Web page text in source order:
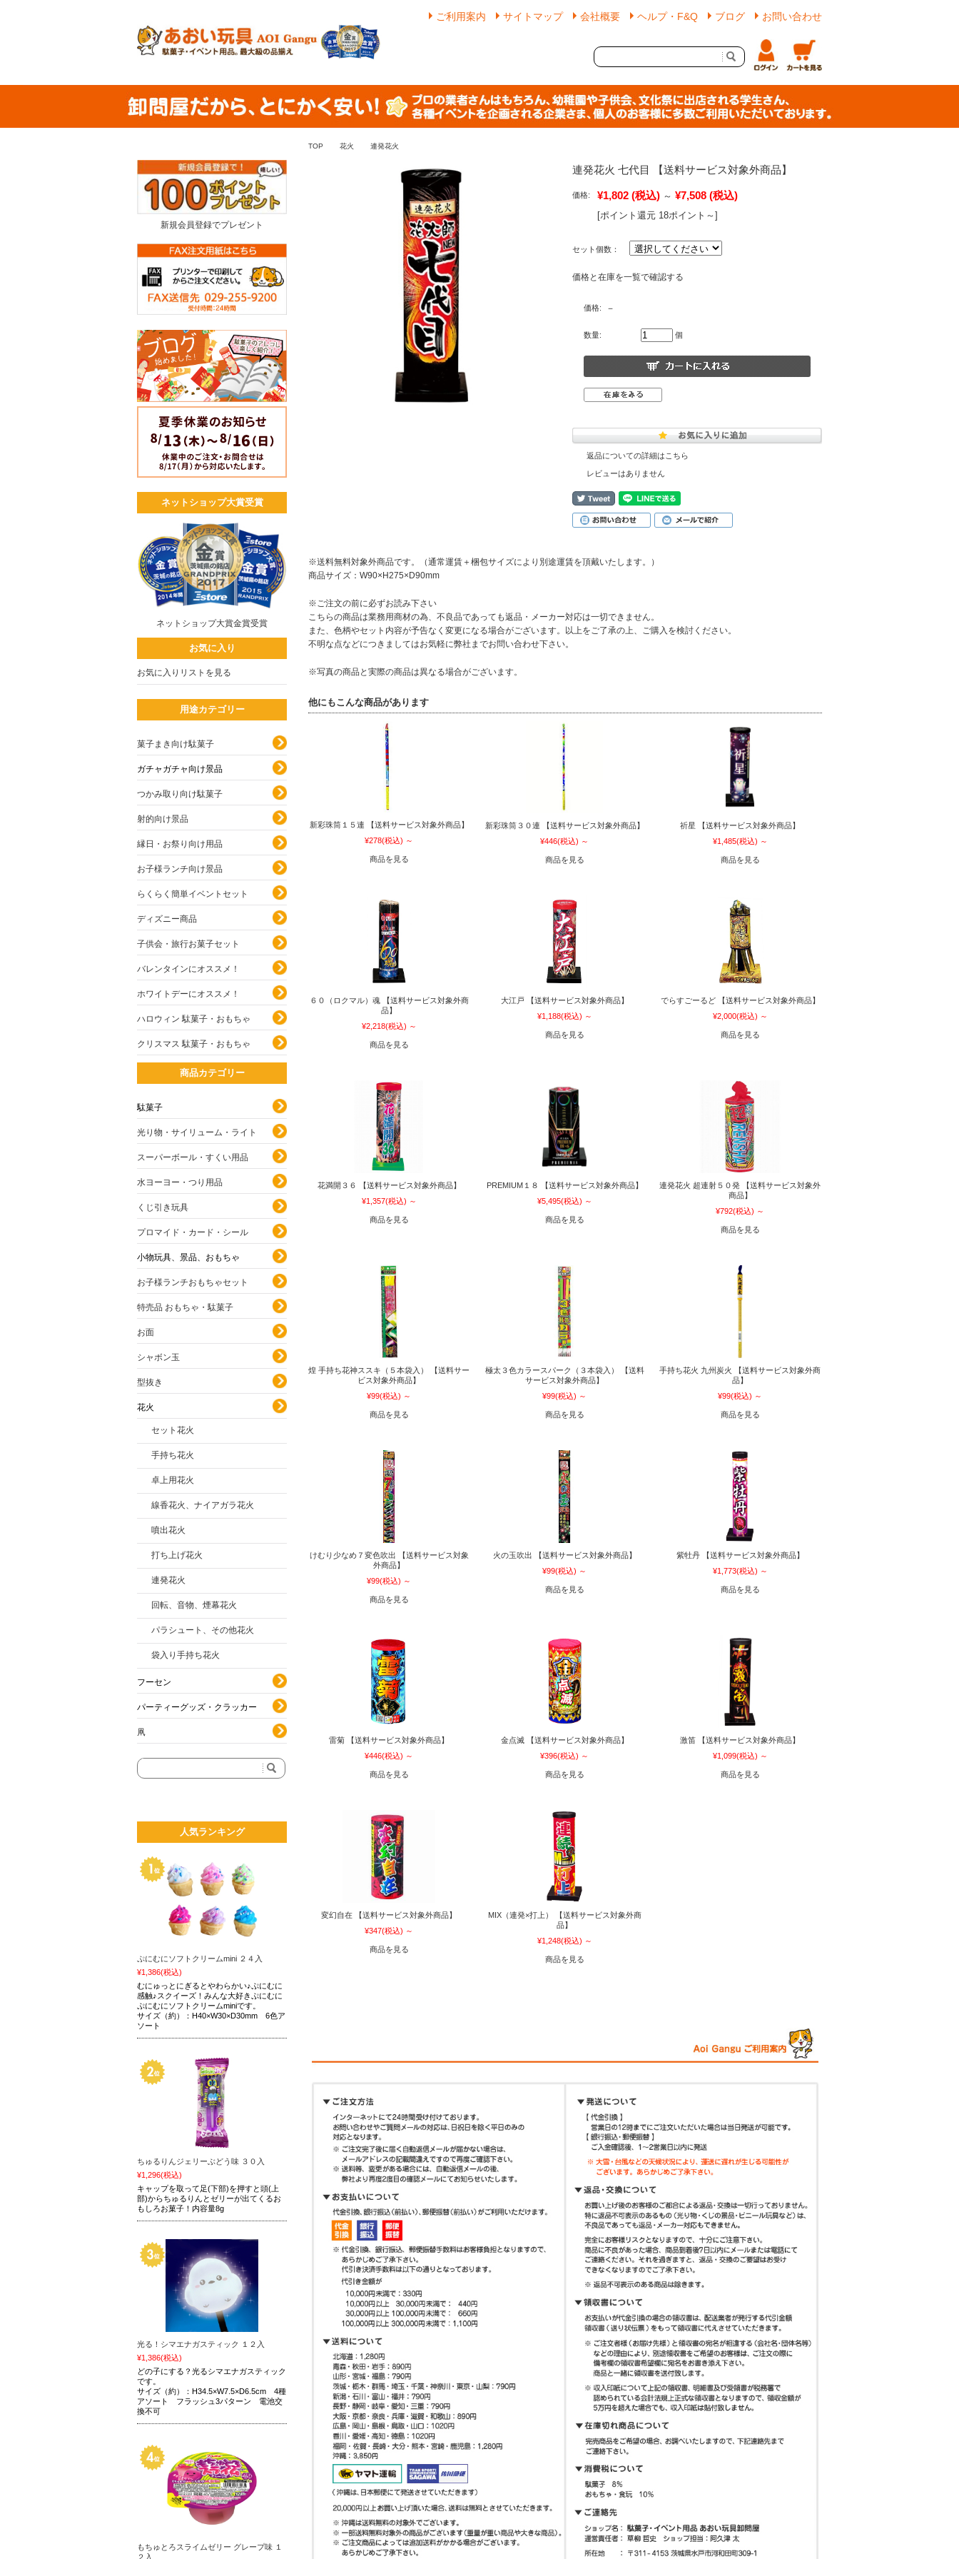
ご利用案内 サイトマップ 会社概要 ヘルプ・F&Q ブログ お問い合わせ
TOP 花火 連発花火
連発花火 七代目 【送料サービス対象外商品】
価格: ¥1,802 (税込) ～ ¥7,508 (税込)
[ポイント還元 18ポイント～]
セット個数：
価格と在庫を一覧で確認する
価格: －
数量: 個
返品についての詳細はこちら
レビューはありません
※送料無料対象外商品です。（通常運賃＋梱包サイズにより別途運賃を頂戴いたします。）
商品サイズ：W90×H275×D90mm
※ご注文の前に必ずお読み下さい
こちらの商品は業務用商材の為、不良品であっても返品・メーカー対応は一切できません。
また、色柄やセット内容が予告なく変更になる場合がございます。以上をご了承の上、ご購入を検討ください。
不明な点などにつきましてはお気軽に弊社までお問い合わせ下さい。
※写真の商品と実際の商品は異なる場合がございます。
他にもこんな商品があります
新彩珠筒１５連 【送料サービス対象外商品】
¥278(税込) ～
商品を見る
新彩珠筒３０連 【送料サービス対象外商品】
¥446(税込) ～
商品を見る
祈星 【送料サービス対象外商品】
¥1,485(税込) ～
商品を見る
６０（ロクマル）魂 【送料サービス対象外商
品】
¥2,218(税込) ～
商品を見る
大江戸 【送料サービス対象外商品】
¥1,188(税込) ～
商品を見る
でらすごーるど 【送料サービス対象外商品】
¥2,000(税込) ～
商品を見る
花満開３６ 【送料サービス対象外商品】
¥1,357(税込) ～
商品を見る
PREMIUM１８ 【送料サービス対象外商品】
¥5,495(税込) ～
商品を見る
連発花火 超連射５０発 【送料サービス対象外
商品】
¥792(税込) ～
商品を見る
煌 手持ち花神ススキ（５本袋入） 【送料サー
ビス対象外商品】
¥99(税込) ～
商品を見る
極太３色カラースパーク（３本袋入） 【送料
サービス対象外商品】
¥99(税込) ～
商品を見る
手持ち花火 九州炭火 【送料サービス対象外商
品】
¥99(税込) ～
商品を見る
けむり少なめ７変色吹出 【送料サービス対象
外商品】
¥99(税込) ～
商品を見る
火の玉吹出 【送料サービス対象外商品】
¥99(税込) ～
商品を見る
紫牡丹 【送料サービス対象外商品】
¥1,773(税込) ～
商品を見る
雷菊 【送料サービス対象外商品】
¥446(税込) ～
商品を見る
金点滅 【送料サービス対象外商品】
¥396(税込) ～
商品を見る
激笛 【送料サービス対象外商品】
¥1,099(税込) ～
商品を見る
変幻自在 【送料サービス対象外商品】
¥347(税込) ～
商品を見る
MIX（連発×打上） 【送料サービス対象外商
品】
¥1,248(税込) ～
商品を見る
新規会員登録でプレゼント
ネットショップ大賞受賞
ネットショップ大賞金賞受賞
お気に入り
お気に入りリストを見る
用途カテゴリー
菓子まき向け駄菓子
ガチャガチャ向け景品
つかみ取り向け駄菓子
射的向け景品
縁日・お祭り向け用品
お子様ランチ向け景品
らくらく簡単イベントセット
ディズニー商品
子供会・旅行お菓子セット
バレンタインにオススメ！
ホワイトデーにオススメ！
ハロウィン 駄菓子・おもちゃ
クリスマス 駄菓子・おもちゃ
商品カテゴリー
駄菓子
光り物・サイリューム・ライト
スーパーボール・すくい用品
水ヨーヨー・つり用品
くじ引き玩具
プロマイド・カード・シール
小物玩具、景品、おもちゃ
お子様ランチおもちゃセット
特売品 おもちゃ・駄菓子
お面
シャボン玉
型抜き
花火
セット花火
手持ち花火
卓上用花火
線香花火、ナイアガラ花火
噴出花火
打ち上げ花火
連発花火
回転、音物、煙幕花火
パラシュート、その他花火
袋入り手持ち花火
フーセン
パーティーグッズ・クラッカー
凧
人気ランキング
ぷにむにソフトクリームmini ２４入
¥1,386(税込)
むにゅっとにぎるとやわらかい♪ぷにむに
感触♪スクイーズ！みんな大好きぷにむに
ぷにむにソフトクリームminiです。
サイズ（約）：H40×W30×D30mm 6色ア
ソート
ちゅるりんジェリーぶどう味 ３０入
¥1,296(税込)
キャップを取って足(下部)を押すと頭(上
部)からちゅるりんとゼリーが出てくるお
もしろお菓子！内容量8g
光る！シマエナガスティック １２入
¥1,386(税込)
どの子にする？光るシマエナガスティック
です。
サイズ（約）：H34.5×W7.5×D6.5cm 4種
アソート フラッシュ3パターン 電池交
換不可
もちゅとろスライムゼリー グレープ味 １
２入